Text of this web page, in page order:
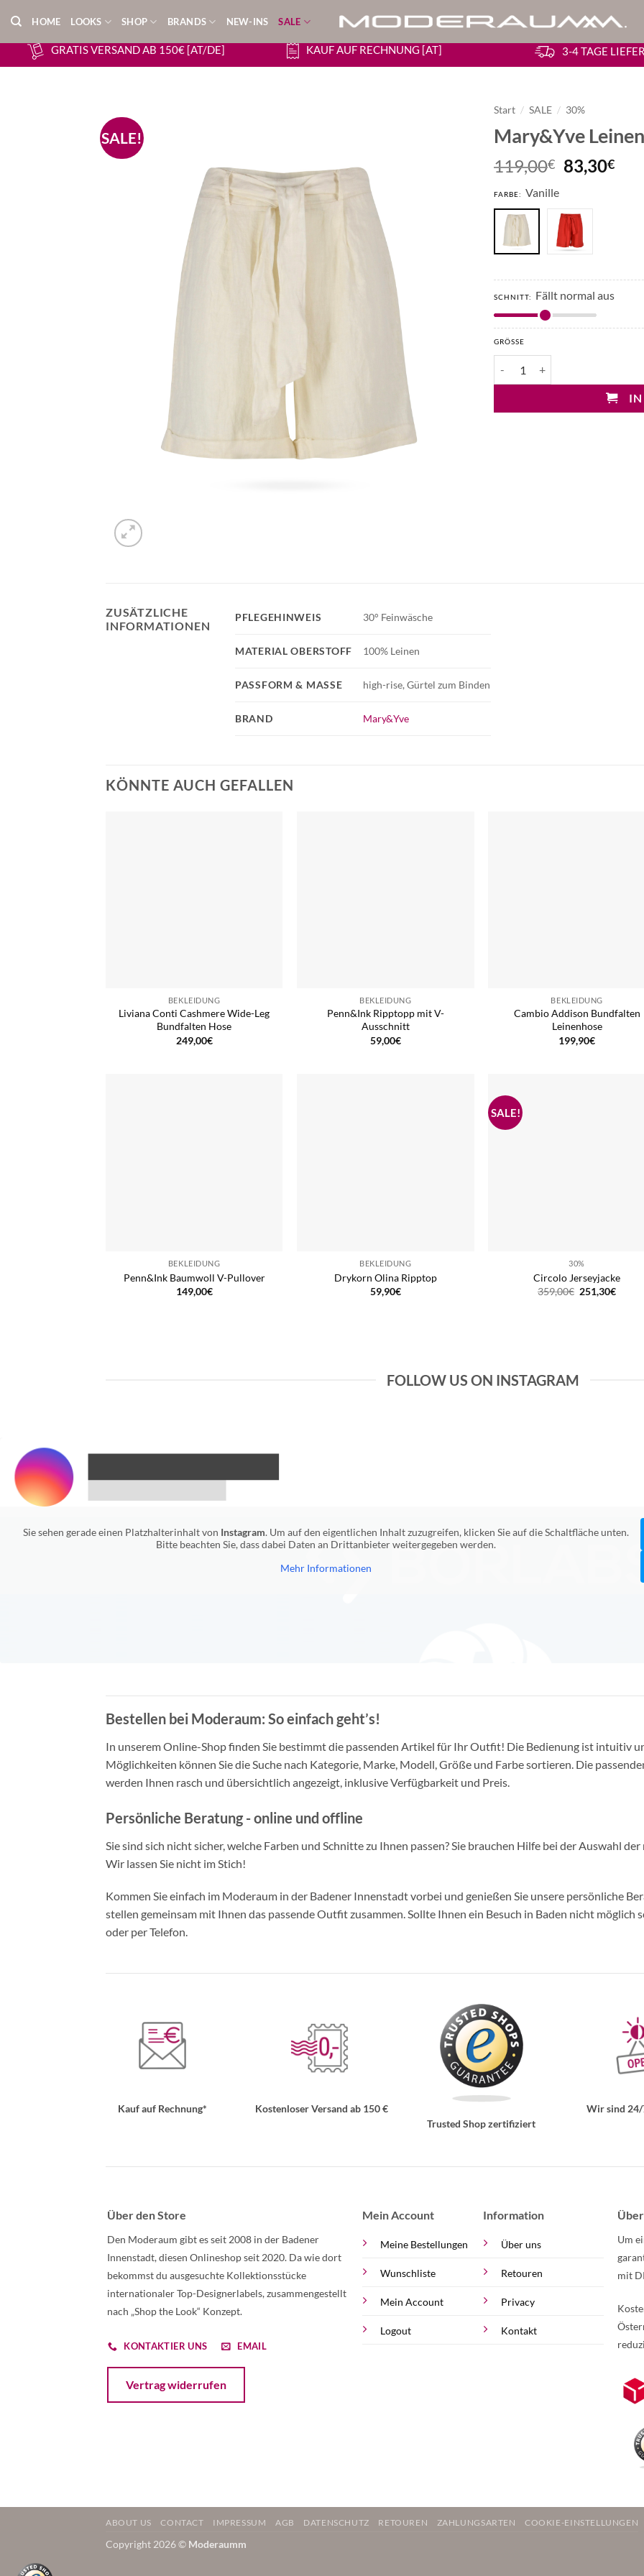
Inhalt
springen
HOME LOOKS SHOP BRANDS NEW-INS SALE
GRATIS VERSAND AB 150€ [AT/DE] KAUF AUF RECHNUNG [AT] 3-4 TAGE
SALE!
Start / SALE / 30%
Mary&Yve
119,00€
Preis
119,00€
83,30€
FARBE: Vanille
SCHNITT: Fällt normal aus
GRÖSSE
IN
ZUSÄTZLICHE
INFORMATIONEN
BRAND Mary&Yve
PFLEGEHINWEIS 30° Feinwäsche
MATERIAL OBERSTOFF 100% Leinen
PASSFORM & MASSE high-rise, Gürtel zum Binden
KÖNNTE AUCH GEFALLEN
BEKLEIDUNG
Liviana Conti Cashmere Wide-Leg
Bundfalten Hose
249,00€
BEKLEIDUNG
Penn&Ink Ripptopp mit V-
Ausschnitt
59,00€
BEKLEIDUNG
Cambio Addison Bundfalten
Leinenhose
199,90€
BEKLEIDUNG
Penn&Ink Baumwoll V-Pullover
149,00€
BEKLEIDUNG
Drykorn Olina Ripptop
59,90€
30%
Circolo Jerseyjacke
359,00€ Ursprünglicher
Preis
251,30€
FOLLOW US ON INSTAGRAM
Sie sehen gerade einen Platzhalterinhalt von Instagram. Um auf den eigentlichen Inhalt zuzugreifen, klicken Sie auf die Schaltfläche unten.
Bitte beachten Sie, dass dabei Daten an Drittanbieter weitergegeben werden.
Mehr Informationen
Bestellen bei Moderaum: So einfach geht’s!
In unserem Online-Shop finden Sie bestimmt die passenden Artikel für Ihr Outfit! Die Bedienung ist intuitiv
Möglichkeiten können Sie die Suche nach Kategorie, Marke, Modell, Größe und Farbe sortieren. Die
werden Ihnen rasch und übersichtlich angezeigt, inklusive Verfügbarkeit und Preis.
Persönliche Beratung - online und offline
Sie sind sich nicht sicher, welche Farben und Schnitte zu Ihnen passen? Sie brauchen Hilfe bei der Auswahl
Wir lassen Sie nicht im Stich!
Kommen Sie einfach im Moderaum in der Badener Innenstadt vorbei und genießen Sie unsere persönliche
stellen gemeinsam mit Ihnen das passende Outfit zusammen. Sollte Ihnen ein Besuch in Baden nicht möglich
oder per Telefon.
Kauf auf Rechnung*
Kostenloser Versand ab 150 €
Trusted Shop zertifiziert
Wir sind
Über den Store
Den Moderaum gibt es seit 2008 in der Badener
Innenstadt, diesen Onlineshop seit 2020. Da wie dort
bekommst du ausgesuchte Kollektionsstücke
internationaler Top-Designerlabels, zusammengestellt
nach „Shop the Look“ Konzept.
KONTAKTIER UNS EMAIL
Vertrag widerrufen
Mein Account
Meine Bestellungen
Wunschliste
Mein Account
Logout
Information
Über uns
Retouren
Privacy
Kontakt
Um
mit
ABOUT US CONTACT IMPRESSUM AGB DATENSCHUTZ RETOUREN ZAHLUNGSARTEN COOKIE-EINSTELLUNGEN
Copyright 2026 © Moderaumm
Weitere Informationen über den gesperrten Inhalt.